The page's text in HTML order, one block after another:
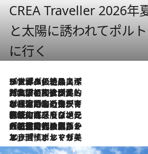
CREA Traveller 2026
と太陽に誘われてポル
に行く
2026.8.8
リスボンの絶品スイーツ「パステル・デ・ナタ」とは？ポルトガル伝統の奥深い世界へ
2026.7.27
「私の祖国はポルトガル語です」国民的詩人フェルナンド・ペソアと、彼が愛した文学の街を歩く
2026.7.26
ポルトガル近海が育む極上の海の幸。キリリと冷えた白ワインと愉しむ、シーフード専門店の贅沢
2026.7.22
伝統の味をモダンに昇華。高感度な地元客が集う、リスボンの最旬ガストロノミー
2026.7.21
大航海時代の栄華から、震災、独裁、そして革命へ。ポルトガル・首都リスボンの石畳に刻まれた「歴史の光と影」
2026.7.13
エッセイ・ヤマザキマリ「慎ましくも美しき国 ポルトガル」